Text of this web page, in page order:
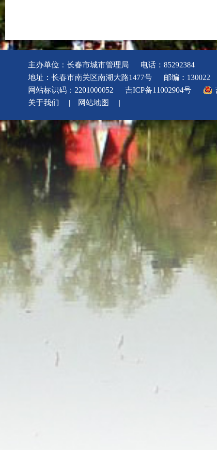
主办单位：长春市城市管理局
电话：85292384
地址：长春市南关区南湖大路1477号
邮编：130022
网站标识码：2201000052
吉ICP备11002904号
关于我们
| 网站地图 |